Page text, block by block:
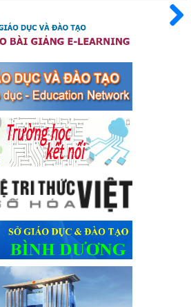
tác tuyên truyền, đảm bảo trật tự,
2024 tại các cơ sở giáo dục trên địa
tác tuyên truyền, đảm bảo trật tự, an
tại các cơ sở giáo dục trên địa bàn thị
thị số 16/CT-TTg ngày 27/05/2023
về tăng cường phòng ngừa, đấu
pháp luật liên quan đến hoạt động
bạc
số 16/CT-TTg ngày 27/05/2023 của
cường phòng ngừa, đấu tranh tội
liên quan đến hoạt động tổ chức đánh